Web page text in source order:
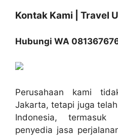
Kontak Kami | Travel
Hubungi WA
Perusahaan kami
Jakarta, tetapi juga
Indonesia, termasuk
penyedia jasa